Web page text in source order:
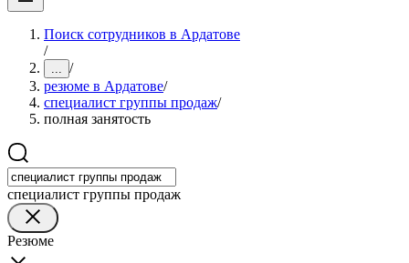
Поиск сотрудников в Ардатове
/
... /
резюме в Ардатове/
специалист группы продаж/
полная занятость
специалист группы продаж
Резюме